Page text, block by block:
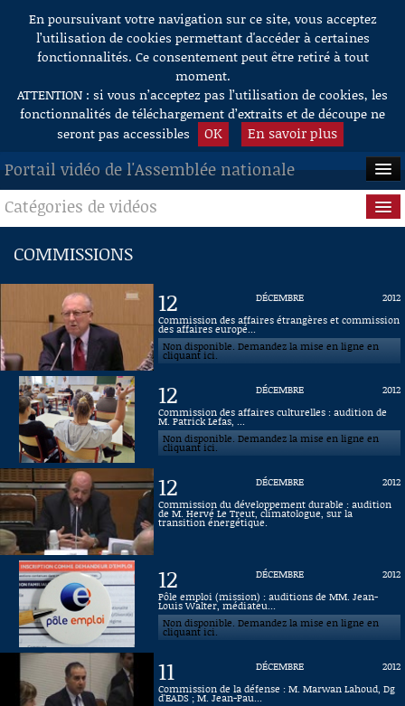
Aller au contenu
En poursuivant votre navigation sur ce site, vous acceptez
l’utilisation de cookies permettant d'accéder à certaines
fonctionnalités. Ce consentement peut être retiré à tout
moment.
ATTENTION : si vous n’acceptez pas l’utilisation de cookies, les
fonctionnalités de téléchargement d’extraits et de découpe ne
seront pas accessibles
OK En savoir plus
Portail vidéo de l'Assemblée nationale
ACCUEIL
EN DIRECT
À LA DEMANDE
RECHERCHE
AIDE À LA DÉCOUPE
DE VIDÉOS
Catégories de vidéos
Questions au Gouvernement
Commissions
Présidence
Évènements
Connaissance, Histoire
COMMISSIONS
12 DÉCEMBRE
2012
Commission des affaires étrangères et commission
des affaires europé...
Non disponible. Demandez la mise en ligne en
cliquant ici.
12 DÉCEMBRE
2012
Commission des affaires culturelles : audition de
M. Patrick Lefas, ...
Non disponible. Demandez la mise en ligne en
cliquant ici.
12 DÉCEMBRE
2012
Commission du développement durable : audition
de M. Hervé Le Treut, climatologue, sur la
transition énergétique.
12 DÉCEMBRE
2012
Pôle emploi (mission) : auditions de MM. Jean-
Louis Walter, médiateu...
Non disponible. Demandez la mise en ligne en
cliquant ici.
11 DÉCEMBRE
2012
Commission de la défense : M. Marwan Lahoud, Dg
d'EADS ; M. Jean-Pau...